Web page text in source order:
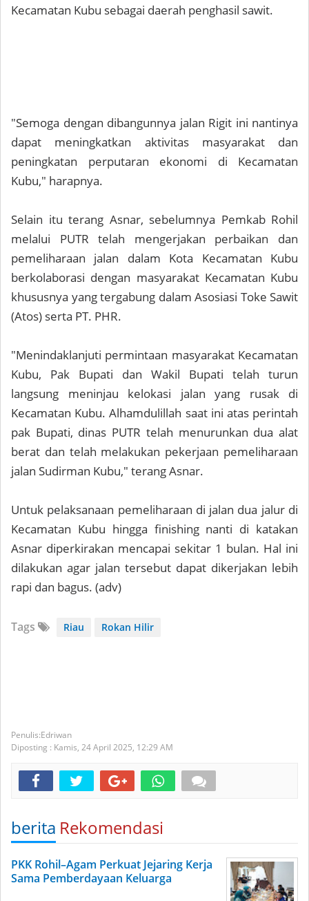
Kecamatan Kubu sebagai daerah penghasil sawit.
"Semoga dengan dibangunnya jalan Rigit ini nantinya
dapat meningkatkan aktivitas masyarakat dan
peningkatan perputaran ekonomi di Kecamatan
Kubu," harapnya.
Selain itu terang Asnar, sebelumnya Pemkab Rohil
melalui PUTR telah mengerjakan perbaikan dan
pemeliharaan jalan dalam Kota Kecamatan Kubu
berkolaborasi dengan masyarakat Kecamatan Kubu
khususnya yang tergabung dalam Asosiasi Toke Sawit
(Atos) serta PT. PHR.
"Menindaklanjuti permintaan masyarakat Kecamatan
Kubu, Pak Bupati dan Wakil Bupati telah turun
langsung meninjau kelokasi jalan yang rusak di
Kecamatan Kubu. Alhamdulillah saat ini atas perintah
pak Bupati, dinas PUTR telah menurunkan dua alat
berat dan telah melakukan pekerjaan pemeliharaan
jalan Sudirman Kubu," terang Asnar.
Untuk pelaksanaan pemeliharaan di jalan dua jalur di
Kecamatan Kubu hingga finishing nanti di katakan
Asnar diperkirakan mencapai sekitar 1 bulan. Hal ini
dilakukan agar jalan tersebut dapat dikerjakan lebih
rapi dan bagus. (adv)
Tags Riau Rokan Hilir
Edriwan
Diposting : Kamis, 24 April 2025, 12:29 AM
berita Rekomendasi
PKK Rohil–Agam Perkuat Jejaring Kerja
Sama Pemberdayaan Keluarga